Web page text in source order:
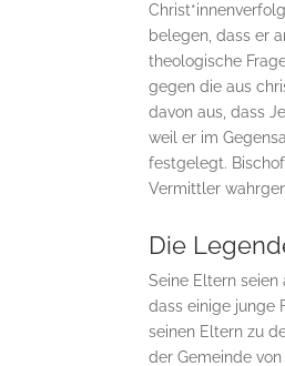
belegen, dass er
theologische
gegen die aus
davon aus, dass
weil er im
festgelegt.
Vermittler
Die
Seine Eltern
dass einige junge
seinen Eltern zu
der Gemeinde